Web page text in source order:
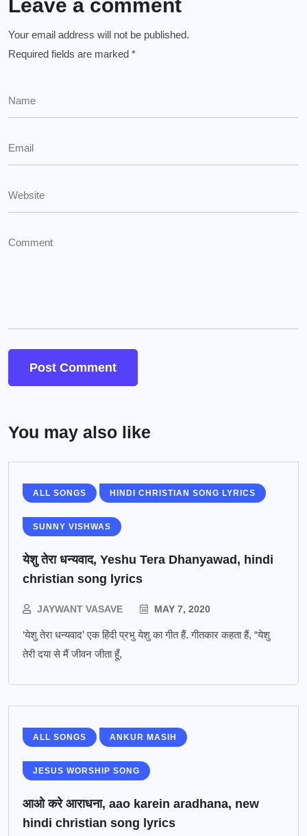
Leave a comment
Your email address will not be published.
Required fields are marked *
You may also like
ALL SONGS HINDI CHRISTIAN SONG LYRICS
SUNNY VISHWAS
येशु तेरा धन्यवाद, Yeshu Tera Dhanyawad, hindi
christian song lyrics
JAYWANT VASAVE MAY 7, 2020
‘येशु तेरा धन्यवाद’ एक हिंदी प्रभु येशु का गीत हैं. गीतकार कहता हैं, “येशु
तेरी दया से मैं जीवन जीता हूँ,
ALL SONGS ANKUR MASIH
JESUS WORSHIP SONG
आओ करे आराधना, aao karein aradhana, new
hindi christian song lyrics